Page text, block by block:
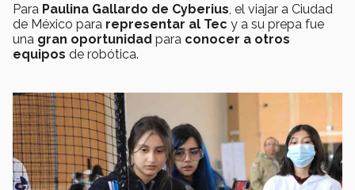
Para Paulina Gallardo de Cyberius , el viajar a Ciudad
de México para representar al Tec y a su prepa fue
una gran oportunidad para conocer a otros
equipos de robótica.